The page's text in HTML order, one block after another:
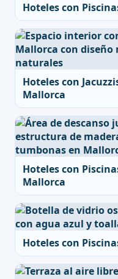
Hoteles con
Hoteles con
Mallorca
Hoteles con
Mallorca
Hoteles con